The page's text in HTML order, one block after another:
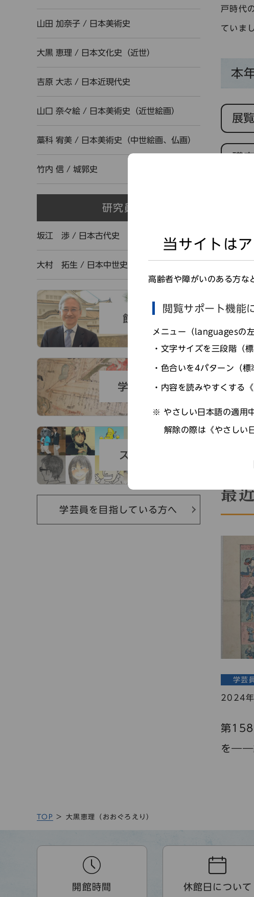
戸時代
ていま
本
展
講
こ
執
そ
最
学芸
2024
第
を――
山田 加奈子 / 日本美術史
大黒 恵理 / 日本文化史（近世）
吉原 大志 / 日本近現代史
山口 奈々絵 / 日本美術史（近世絵画）
藁科 宥美 / 日本美術史（中世絵画、仏画）
竹内 信 / 城郭史
研究員
坂江 渉 / 日本古代史
大村 拓生 / 日本中世史
学芸員を目指している方へ
TOP 大黒恵理（おおぐろえり）
開館時間 休館日について
当サイトは
高齢者や障がいのある方な
閲覧サポート機能
メニュー（languagesの
文字サイズを三段階（
色合いを4パターン（標
内容を読みやすくする
やさしい日本語の適用
解除の際は《やさしい